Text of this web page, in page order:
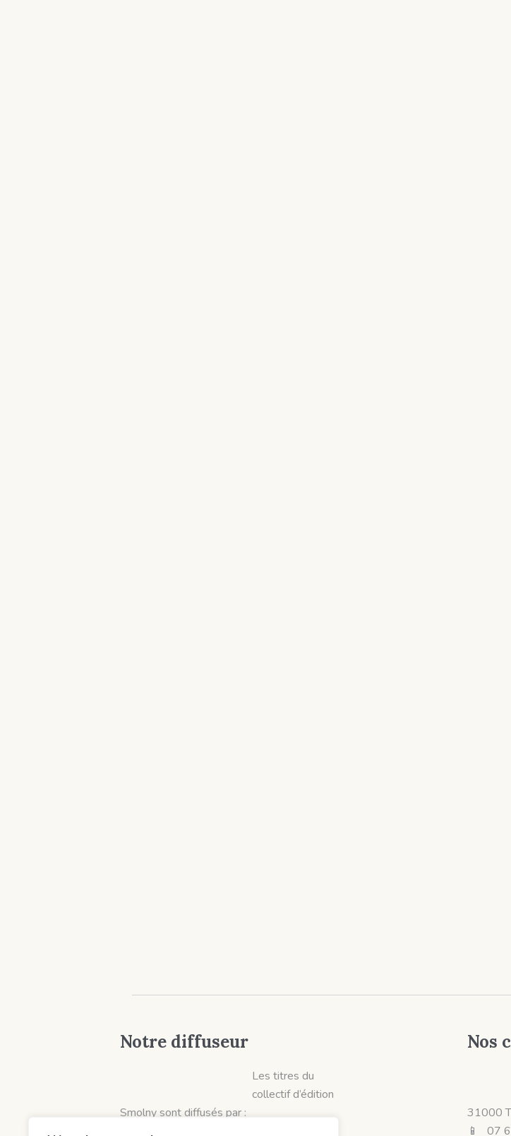
Notre diffuseur
Les titres du
collectif d’édition
Smolny sont diffusés par :
Nos
31000
📱 07